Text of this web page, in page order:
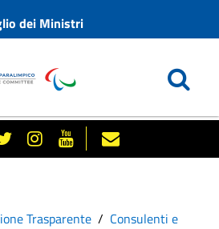
dei Ministri
Trasparente
Consulenti e